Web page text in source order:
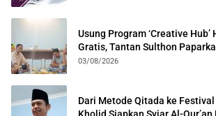
Usung Program ‘Creative Hub’
Gratis, Tantan Sulthon
Kota Bogor
03/08/2026
Dari Metode Qitada ke